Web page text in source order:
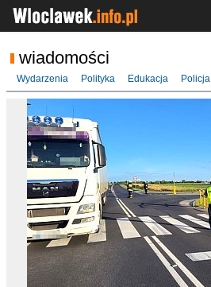
wiadomości
Wydarzenia Polityka Edukacja Policja